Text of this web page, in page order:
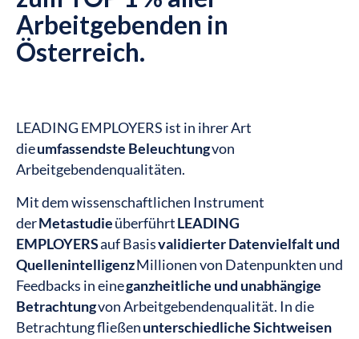
Arbeitgebenden in
Österreich.
LEADING EMPLOYERS ist in ihrer Art
dieumfassendste Beleuchtungvon
Arbeitgebendenqualitäten.
Mit dem wissenschaftlichen Instrument
derMetastudieüberführtLEADING
EMPLOYERSauf Basisvalidierter Datenvielfalt und
QuellenintelligenzMillionen von Datenpunkten und
Feedbacks in eineganzheitliche und unabhängige
Betrachtungvon Arbeitgebendenqualität. In die
Betrachtung fließenunterschiedliche Sichtweisen